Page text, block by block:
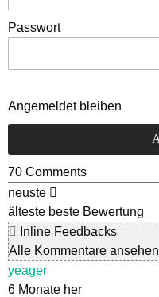
Passwort
Angemeldet bleiben
70 Comments
neuste
älteste beste Bewertung
Inline Feedbacks
Alle Kommentare ansehen
yeager
6 Monate her